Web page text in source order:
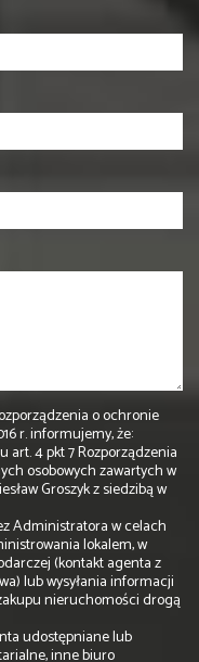
o ochronie
r. informujemy, że:
4 pkt 7 Rozporządzenia
osobowych zawartych w
Groszyk z siedzibą w
Administratora w celach
lokalem, w
(kontakt agenta z
lub wysyłania informacji
nieruchomości drogą
udostępniane lub
inne biuro